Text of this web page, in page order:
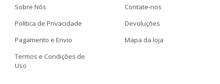
Sobre Nós
Política de Privacidade
Pagamento e Envio
Termos e Condições de
Uso
Contate-nos
Devoluções
Mapa da loja